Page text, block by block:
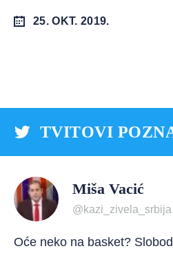
25. OKT. 2019.
TVITOVI
Miša Vacić
@kazi_zivela_srbija
Oće neko na basket?